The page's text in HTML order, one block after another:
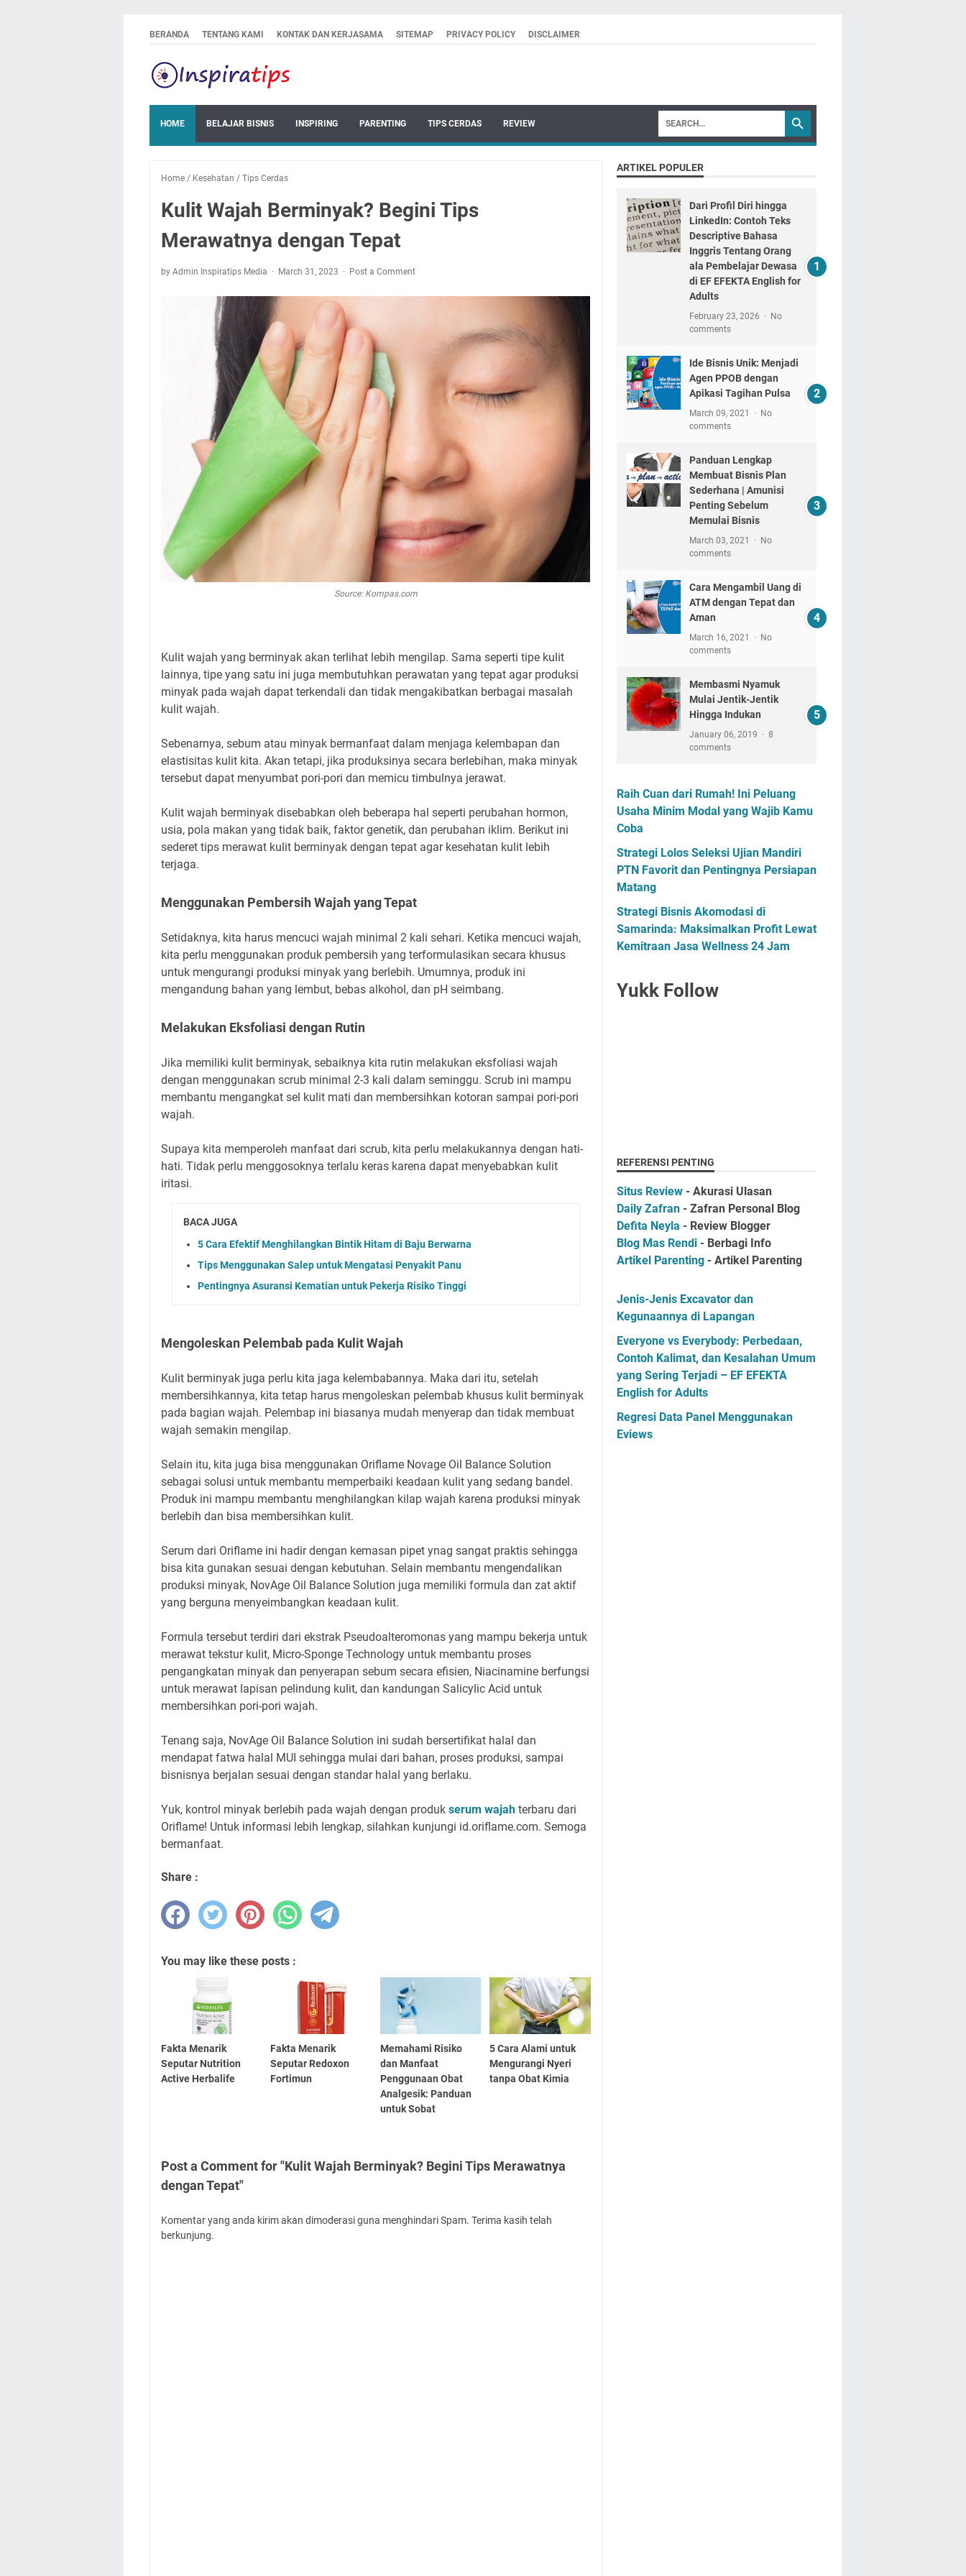
BERANDA TENTANG KAMI KONTAK DAN KERJASAMA SITEMAP PRIVACY POLICY DISCLAIMER
HOME BELAJAR BISNIS INSPIRING PARENTING TIPS CERDAS REVIEW
Home / Kesehatan / Tips Cerdas
Kulit Wajah Berminyak? Begini Tips
Merawatnya dengan Tepat
by Admin Inspiratips Media March 31, 2023 Post a Comment
Source: Kompas.com
Kulit wajah yang berminyak akan terlihat lebih mengilap. Sama seperti tipe kulit
lainnya, tipe yang satu ini juga membutuhkan perawatan yang tepat agar produksi
minyak pada wajah dapat terkendali dan tidak mengakibatkan berbagai masalah
kulit wajah.
Sebenarnya, sebum atau minyak bermanfaat dalam menjaga kelembapan dan
elastisitas kulit kita. Akan tetapi, jika produksinya secara berlebihan, maka minyak
tersebut dapat menyumbat pori-pori dan memicu timbulnya jerawat.
Kulit wajah berminyak disebabkan oleh beberapa hal seperti perubahan hormon,
usia, pola makan yang tidak baik, faktor genetik, dan perubahan iklim. Berikut ini
sederet tips merawat kulit berminyak dengan tepat agar kesehatan kulit lebih
terjaga.
Menggunakan Pembersih Wajah yang Tepat
Setidaknya, kita harus mencuci wajah minimal 2 kali sehari. Ketika mencuci wajah,
kita perlu menggunakan produk pembersih yang terformulasikan secara khusus
untuk mengurangi produksi minyak yang berlebih. Umumnya, produk ini
mengandung bahan yang lembut, bebas alkohol, dan pH seimbang.
Melakukan Eksfoliasi dengan Rutin
Jika memiliki kulit berminyak, sebaiknya kita rutin melakukan eksfoliasi wajah
dengan menggunakan scrub minimal 2-3 kali dalam seminggu. Scrub ini mampu
membantu mengangkat sel kulit mati dan membersihkan kotoran sampai pori-pori
wajah.
Supaya kita memperoleh manfaat dari scrub, kita perlu melakukannya dengan hati-
hati. Tidak perlu menggosoknya terlalu keras karena dapat menyebabkan kulit
iritasi.
BACA JUGA
5 Cara Efektif Menghilangkan Bintik Hitam di Baju Berwarna
Tips Menggunakan Salep untuk Mengatasi Penyakit Panu
Pentingnya Asuransi Kematian untuk Pekerja Risiko Tinggi
Mengoleskan Pelembab pada Kulit Wajah
Kulit berminyak juga perlu kita jaga kelembabannya. Maka dari itu, setelah
membersihkannya, kita tetap harus mengoleskan pelembab khusus kulit berminyak
pada bagian wajah. Pelembap ini biasanya mudah menyerap dan tidak membuat
wajah semakin mengilap.
Selain itu, kita juga bisa menggunakan Oriflame Novage Oil Balance Solution
sebagai solusi untuk membantu memperbaiki keadaan kulit yang sedang bandel.
Produk ini mampu membantu menghilangkan kilap wajah karena produksi minyak
berlebih dan bisa membersihkan kulit.
Serum dari Oriflame ini hadir dengan kemasan pipet ynag sangat praktis sehingga
bisa kita gunakan sesuai dengan kebutuhan. Selain membantu mengendalikan
produksi minyak, NovAge Oil Balance Solution juga memiliki formula dan zat aktif
yang berguna menyeimbangkan keadaan kulit.
Formula tersebut terdiri dari ekstrak Pseudoalteromonas yang mampu bekerja untuk
merawat tekstur kulit, Micro-Sponge Technology untuk membantu proses
pengangkatan minyak dan penyerapan sebum secara efisien, Niacinamine berfungsi
untuk merawat lapisan pelindung kulit, dan kandungan Salicylic Acid untuk
membersihkan pori-pori wajah.
Tenang saja, NovAge Oil Balance Solution ini sudah bersertifikat halal dan
mendapat fatwa halal MUI sehingga mulai dari bahan, proses produksi, sampai
bisnisnya berjalan sesuai dengan standar halal yang berlaku.
Yuk, kontrol minyak berlebih pada wajah dengan produk serum wajah terbaru dari
Oriflame! Untuk informasi lebih lengkap, silahkan kunjungi id.oriflame.com. Semoga
bermanfaat.
Share :
You may like these posts :
Fakta Menarik
Seputar Nutrition
Active Herbalife
Fakta Menarik
Seputar Redoxon
Fortimun
Memahami Risiko
dan Manfaat
Penggunaan Obat
Analgesik: Panduan
untuk Sobat
5 Cara Alami untuk
Mengurangi Nyeri
tanpa Obat Kimia
Post a Comment for "Kulit Wajah Berminyak? Begini Tips Merawatnya
dengan Tepat"
Komentar yang anda kirim akan dimoderasi guna menghindari Spam. Terima kasih telah
berkunjung.
ARTIKEL POPULER
Dari Profil Diri hingga
LinkedIn: Contoh Teks
Descriptive Bahasa
Inggris Tentang Orang
ala Pembelajar Dewasa
di EF EFEKTA English for
Adults
February 23, 2026
No
comments
Ide Bisnis Unik: Menjadi
Agen PPOB dengan
Apikasi Tagihan Pulsa
March 09, 2021
No
comments
Panduan Lengkap
Membuat Bisnis Plan
Sederhana | Amunisi
Penting Sebelum
Memulai Bisnis
March 03, 2021
No
comments
Cara Mengambil Uang di
ATM dengan Tepat dan
Aman
March 16, 2021
No
comments
Membasmi Nyamuk
Mulai Jentik-Jentik
Hingga Indukan
January 06, 2019
8
comments
Raih Cuan dari Rumah! Ini Peluang
Usaha Minim Modal yang Wajib Kamu
Coba
Strategi Lolos Seleksi Ujian Mandiri
PTN Favorit dan Pentingnya Persiapan
Matang
Strategi Bisnis Akomodasi di
Samarinda: Maksimalkan Profit Lewat
Kemitraan Jasa Wellness 24 Jam
Yukk Follow
REFERENSI PENTING
Situs Review- Akurasi Ulasan
Daily Zafran- Zafran Personal Blog
Defita Neyla - Review Blogger
Blog Mas Rendi- Berbagi Info
Artikel Parenting- Artikel Parenting
Jenis-Jenis Excavator dan
Kegunaannya di Lapangan
Everyone vs Everybody: Perbedaan,
Contoh Kalimat, dan Kesalahan Umum
yang Sering Terjadi – EF EFEKTA
English for Adults
Regresi Data Panel Menggunakan
Eviews